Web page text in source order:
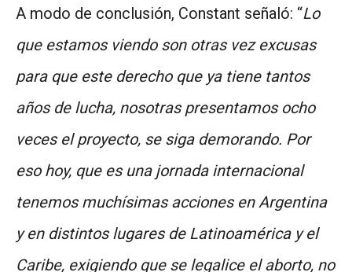
A modo de conclusión, Constant señaló: “Lo
que estamos viendo son otras vez excusas
para que este derecho que ya tiene tantos
años de lucha, nosotras presentamos ocho
veces el proyecto, se siga demorando. Por
eso hoy, que es una jornada internacional
tenemos muchísimas acciones en Argentina
y en distintos lugares de Latinoamérica y el
Caribe, exigiendo que se legalice el aborto, no